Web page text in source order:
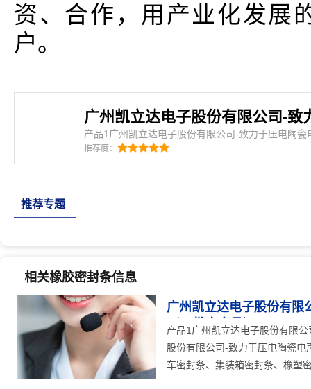
资、合作，用产业化发展
户。
产品1广州凯立达电子股份有限公司-致力于压电陶
介：广州凯立达电子股份有限公司-致力于压电陶瓷
封条、三元乙丙海绵条、eva发泡条、汽车密封条、
推荐度：
推荐专题
相关橡胶密封条信息
广州凯立达电子股份有限
（12批次产品）
25人关注
产品1广州凯立达电子股份有限
股份有限公司-致力于压电陶瓷
车密封条、集装箱密封条、橡塑